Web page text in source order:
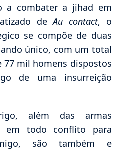
a combater a jihad em
deAu contact, o
se compõe de duas
único, com um total
77 mil homens dispostos
de uma insurreição
além das armas
em todo conflito para
são também e